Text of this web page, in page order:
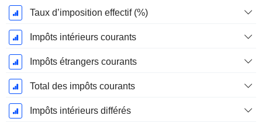
Taux d’imposition effectif (%)
Impôts intérieurs courants
Impôts étrangers courants
Total des impôts courants
Impôts intérieurs différés